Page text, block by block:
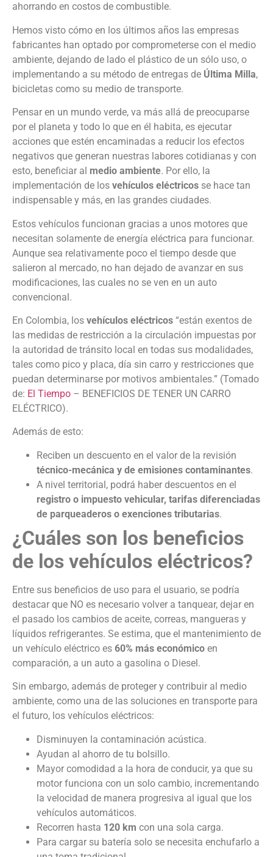
ahorrando en costos de combustible.
Hemos visto cómo en los últimos años las empresas
fabricantes han optado por comprometerse con el medio
ambiente, dejando de lado el plástico de un sólo uso, o
implementando a su método de entregas de Última Milla,
bicicletas como su medio de transporte.
Pensar en un mundo verde, va más allá de preocuparse
por el planeta y todo lo que en él habita, es ejecutar
acciones que estén encaminadas a reducir los efectos
negativos que generan nuestras labores cotidianas y con
esto, beneficiar al medio ambiente. Por ello, la
implementación de los vehículos eléctricos se hace tan
indispensable y más, en las grandes ciudades.
Estos vehículos funcionan gracias a unos motores que
necesitan solamente de energía eléctrica para funcionar.
Aunque sea relativamente poco el tiempo desde que
salieron al mercado, no han dejado de avanzar en sus
modificaciones, las cuales no se ven en un auto
convencional.
En Colombia, los vehículos eléctricos “están exentos de
las medidas de restricción a la circulación impuestas por
la autoridad de tránsito local en todas sus modalidades,
tales como pico y placa, día sin carro y restricciones que
puedan determinarse por motivos ambientales.” (Tomado
de: El Tiempo – BENEFICIOS DE TENER UN CARRO
ELÉCTRICO).
Además de esto:
Reciben un descuento en el valor de la revisión
técnico-mecánica y de emisiones contaminantes.
A nivel territorial, podrá haber descuentos en el
registro o impuesto vehicular, tarifas diferenciadas
de parqueaderos o exenciones tributarias.
¿Cuáles son los beneficios
de los vehículos eléctricos?
Entre sus beneficios de uso para el usuario, se podría
destacar que NO es necesario volver a tanquear, dejar en
el pasado los cambios de aceite, correas, mangueras y
líquidos refrigerantes. Se estima, que el mantenimiento de
un vehículo eléctrico es 60% más económico en
comparación, a un auto a gasolina o Diesel.
Sin embargo, además de proteger y contribuir al medio
ambiente, como una de las soluciones en transporte para
el futuro, los vehículos eléctricos:
Disminuyen la contaminación acústica.
Ayudan al ahorro de tu bolsillo.
Mayor comodidad a la hora de conducir, ya que su
motor funciona con un solo cambio, incrementando
la velocidad de manera progresiva al igual que los
vehículos automáticos.
Recorren hasta 120 km con una sola carga.
Para cargar su batería solo se necesita enchufarlo a